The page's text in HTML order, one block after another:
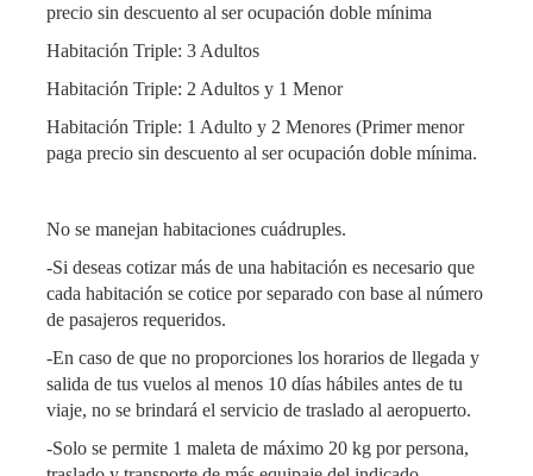
precio sin descuento al ser ocupación doble mínima
Habitación Triple: 3 Adultos
Habitación Triple: 2 Adultos y 1 Menor
Habitación Triple: 1 Adulto y 2 Menores (Primer menor
paga precio sin descuento al ser ocupación doble mínima.
No se manejan habitaciones cuádruples.
-Si deseas cotizar más de una habitación es necesario que
cada habitación se cotice por separado con base al número
de pasajeros requeridos.
-En caso de que no proporciones los horarios de llegada y
salida de tus vuelos al menos 10 días hábiles antes de tu
viaje, no se brindará el servicio de traslado al aeropuerto.
-Solo se permite 1 maleta de máximo 20 kg por persona,